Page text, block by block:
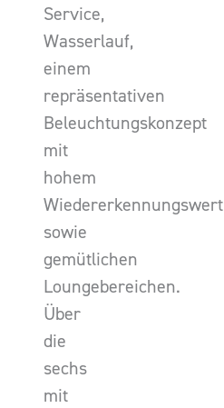
Service,
Wasserlauf,
einem
repräsentativen
Beleuchtungskonzept
mit
hohem
Wiedererkennungswert
sowie
gemütlichen
Loungebereichen.
Über
die
sechs
mit